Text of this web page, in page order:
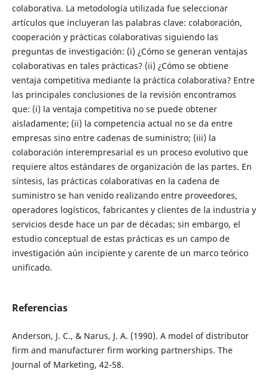
colaborativa. La metodología utilizada fue seleccionar
artículos que incluyeran las palabras clave: colaboración,
cooperación y prácticas colaborativas siguiendo las
preguntas de investigación: (i) ¿Cómo se generan ventajas
colaborativas en tales prácticas? (ii) ¿Cómo se obtiene
ventaja competitiva mediante la práctica colaborativa? Entre
las principales conclusiones de la revisión encontramos
que: (i) la ventaja competitiva no se puede obtener
aisladamente; (ii) la competencia actual no se da entre
empresas sino entre cadenas de suministro; (iii) la
colaboración interempresarial es un proceso evolutivo que
requiere altos estándares de organización de las partes. En
síntesis, las prácticas colaborativas en la cadena de
suministro se han venido realizando entre proveedores,
operadores logísticos, fabricantes y clientes de la industria y
servicios desde hace un par de décadas; sin embargo, el
estudio conceptual de estas prácticas es un campo de
investigación aún incipiente y carente de un marco teórico
unificado.
Referencias
Anderson, J. C., & Narus, J. A. (1990). A model of distributor
firm and manufacturer firm working partnerships. The
Journal of Marketing, 42-58.